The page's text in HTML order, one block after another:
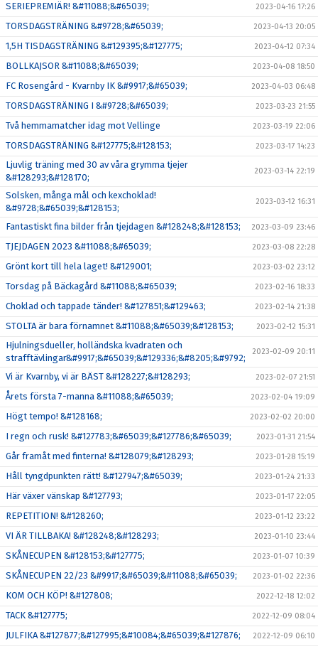
SERIEPREMIÄR! &#11088;&#65039; 2023-04-16 17:26
TORSDAGSTRÄNING &#9728;&#65039; 2023-04-13 20:05
1,5H TISDAGSTRÄNING &#129395;&#127775; 2023-04-12 07:34
BOLLKAJSOR &#11088;&#65039; 2023-04-08 18:50
FC Rosengård - Kvarnby IK &#9917;&#65039; 2023-04-03 06:48
TORSDAGSTRÄNING I &#9728;&#65039; 2023-03-23 21:55
Två hemmamatcher idag mot Vellinge 2023-03-19 22:06
TORSDAGSTRÄNING &#127775;&#128153; 2023-03-17 14:23
Ljuvlig träning med 30 av våra grymma tjejer
&#128293;&#128170;
2023-03-14 22:19
Solsken, många mål och kexchoklad!
&#9728;&#65039;&#128153;
2023-03-12 16:31
Fantastiskt fina bilder från tjejdagen &#128248;&#128153; 2023-03-09 23:46
TJEJDAGEN 2023 &#11088;&#65039; 2023-03-08 22:28
Grönt kort till hela laget! &#129001; 2023-03-02 23:12
Torsdag på Bäckagård &#11088;&#65039; 2023-02-16 18:33
Choklad och tappade tänder! &#127851;&#129463; 2023-02-14 21:38
STOLTA är bara förnamnet &#11088;&#65039;&#128153; 2023-02-12 15:31
Hjulningsdueller, holländska kvadraten och
strafftävlingar&#9917;&#65039;&#129336;&#8205;&#9792;
2023-02-09 20:11
Vi är Kvarnby, vi är BÄST &#128227;&#128293; 2023-02-07 21:51
Årets första 7-manna &#11088;&#65039; 2023-02-04 19:09
Högt tempo! &#128168; 2023-02-02 20:00
I regn och rusk! &#127783;&#65039;&#127786;&#65039; 2023-01-31 21:54
Går framåt med finterna! &#128079;&#128293; 2023-01-28 15:19
Håll tyngdpunkten rätt! &#127947;&#65039; 2023-01-24 21:33
Här växer vänskap &#127793; 2023-01-17 22:05
REPETITION! &#128260; 2023-01-12 23:22
VI ÄR TILLBAKA! &#128248;&#128293; 2023-01-10 23:44
SKÅNECUPEN &#128153;&#127775; 2023-01-07 10:39
SKÅNECUPEN 22/23 &#9917;&#65039;&#11088;&#65039; 2023-01-02 22:36
KOM OCH KÖP! &#127808; 2022-12-18 12:02
TACK &#127775; 2022-12-09 08:04
JULFIKA &#127877;&#127995;&#10084;&#65039;&#127876; 2022-12-09 06:10